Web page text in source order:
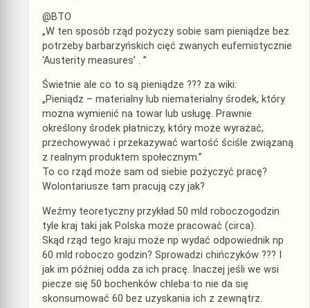
@BTO
„W ten sposób rząd pożyczy sobie sam pieniądze bez
potrzeby barbarzyńskich cięć zwanych eufemistycznie
‘Austerity measures’ . ”
Świetnie ale co to są pieniądze ??? za wiki:
„Pieniądz – materialny lub niematerialny środek, który
można wymienić na towar lub usługę. Prawnie
określony środek płatniczy, który może wyrażać,
przechowywać i przekazywać wartość ściśle związaną
z realnym produktem społecznym.”
To co rząd może sam od siebie pożyczyć pracę?
Wolontariusze tam pracują czy jak?
Weźmy teoretyczny przykład 50 mld roboczogodzin
tyle kraj taki jak Polska może pracować (circa).
Skąd rząd tego kraju może np wydać odpowiednik np
60 mld roboczo godzin? Sprowadzi chińczyków ??? I
jak im później odda za ich pracę. Inaczej jeśli we wsi
piecze się 50 bochenków chleba to nie da się
skonsumować 60 bez uzyskania ich z zewnątrz.